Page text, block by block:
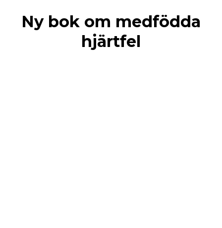
Ny bok om medfödda
hjärtfel